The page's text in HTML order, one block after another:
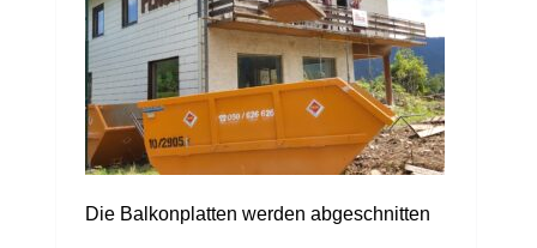
Die Balkonplatten werden abgeschnitten